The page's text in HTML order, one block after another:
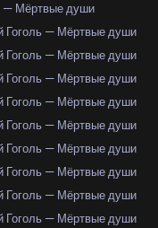
— Мёртвые души
Гоголь — Мёртвые души
Гоголь — Мёртвые души
Гоголь — Мёртвые души
Гоголь — Мёртвые души
Гоголь — Мёртвые души
Гоголь — Мёртвые души
Гоголь — Мёртвые души
Гоголь — Мёртвые души
Гоголь — Мёртвые души